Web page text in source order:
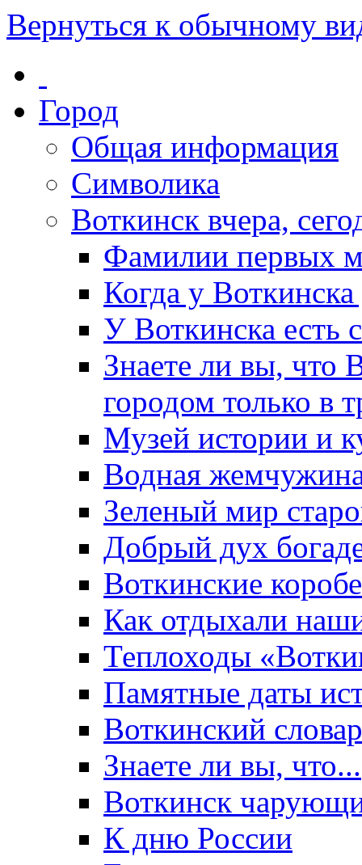
Вернуться к обычному
Город
Общая информация
Символика
Воткинск вчера,
Фамилии первых
Когда у
У Воткинска есть
Знаете ли вы, что
городом только в
Музей истории и
Водная
Зеленый мир
Добрый дух
Воткинские
Как отдыхали
Теплоходы
Памятные даты
Воткинский
Знаете ли вы, что...
Воткинск
К дню России